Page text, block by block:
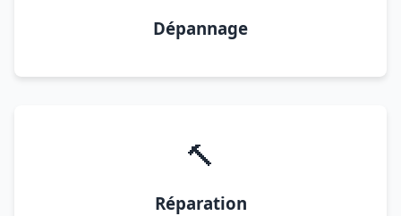
Dépannage
🔨
Réparation